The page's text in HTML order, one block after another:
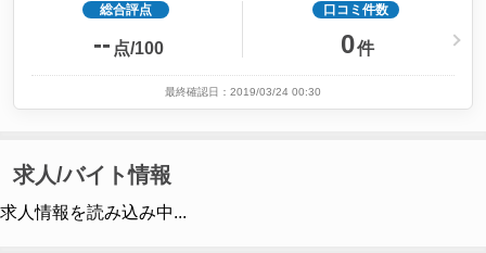
総合評点
-- 点/100
口コミ件数
0件
最終確認日：2019/03/24 00:30
求人/バイト情報
求人情報を読み込み中...